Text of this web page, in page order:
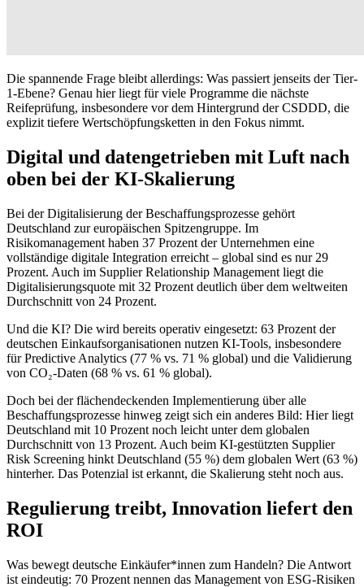
Die spannende Frage bleibt allerdings: Was passiert jenseits der Tier-
1-Ebene? Genau hier liegt für viele Programme die nächste
Reifeprüfung, insbesondere vor dem Hintergrund der CSDDD, die
explizit tiefere Wertschöpfungsketten in den Fokus nimmt.
Digital und datengetrieben mit Luft nach
oben bei der KI-Skalierung
Bei der Digitalisierung der Beschaffungsprozesse gehört
Deutschland zur europäischen Spitzengruppe. Im
Risikomanagement haben 37 Prozent der Unternehmen eine
vollständige digitale Integration erreicht – global sind es nur 29
Prozent. Auch im Supplier Relationship Management liegt die
Digitalisierungsquote mit 32 Prozent deutlich über dem weltweiten
Durchschnitt von 24 Prozent.
Und die KI? Die wird bereits operativ eingesetzt: 63 Prozent der
deutschen Einkaufsorganisationen nutzen KI-Tools, insbesondere
für Predictive Analytics (77 % vs. 71 % global) und die Validierung
von CO₂-Daten (68 % vs. 61 % global).
Doch bei der flächendeckenden Implementierung über alle
Beschaffungsprozesse hinweg zeigt sich ein anderes Bild: Hier liegt
Deutschland mit 10 Prozent noch leicht unter dem globalen
Durchschnitt von 13 Prozent. Auch beim KI-gestützten Supplier
Risk Screening hinkt Deutschland (55 %) dem globalen Wert (63 %)
hinterher. Das Potenzial ist erkannt, die Skalierung steht noch aus.
Regulierung treibt, Innovation liefert den
ROI
Was bewegt deutsche Einkäufer*innen zum Handeln? Die Antwort
ist eindeutig: 70 Prozent nennen das Management von ESG-Risiken